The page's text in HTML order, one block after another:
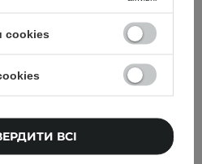
чоловіків - 200g
ГРН
cookies
ВСІ